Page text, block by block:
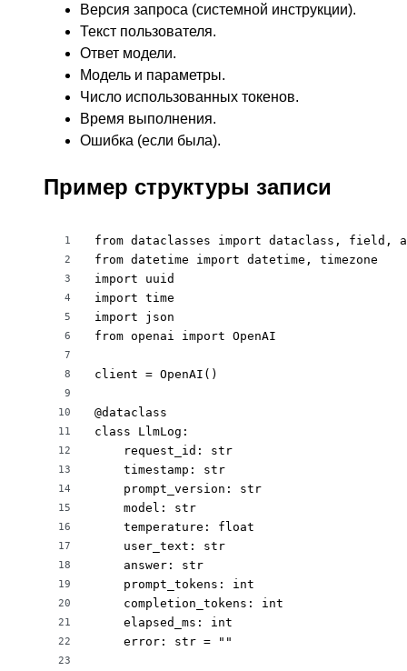
Версия запроса (системной инструкции).
Текст пользователя.
Ответ модели.
Модель и параметры.
Число использованных токенов.
Время выполнения.
Ошибка (если была).
Пример структуры записи
1
2
3
4
5
6
7
8
9
10
11
12
13
14
15
16
17
18
19
20
21
22
23
from dataclasses import dataclass, field,
from datetime import datetime, timezone
import uuid
import time
import json
from openai import OpenAI
client = OpenAI()
@dataclass
class LlmLog:
    request_id: str
    timestamp: str
    prompt_version: str
    model: str
    temperature: float
    user_text: str
    answer: str
    prompt_tokens: int
    completion_tokens: int
    elapsed_ms: int
    error: str = ""